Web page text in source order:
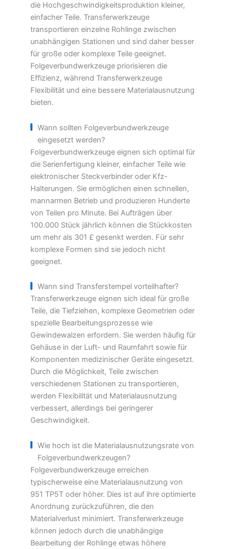
die Hochgeschwindigkeitsproduktion kleiner,
einfacher Teile. Transferwerkzeuge
transportieren einzelne Rohlinge zwischen
unabhängigen Stationen und sind daher besser
für große oder komplexe Teile geeignet.
Folgeverbundwerkzeuge priorisieren die
Effizienz, während Transferwerkzeuge
Flexibilität und eine bessere Materialausnutzung
bieten.
Wann sollten Folgeverbundwerkzeuge
eingesetzt werden?
Folgeverbundwerkzeuge eignen sich optimal für
die Serienfertigung kleiner, einfacher Teile wie
elektronischer Steckverbinder oder Kfz-
Halterungen. Sie ermöglichen einen schnellen,
mannarmen Betrieb und produzieren Hunderte
von Teilen pro Minute. Bei Aufträgen über
100.000 Stück jährlich können die Stückkosten
um mehr als 301 £ gesenkt werden. Für sehr
komplexe Formen sind sie jedoch nicht
geeignet.
Wann sind Transferstempel vorteilhafter?
Transferwerkzeuge eignen sich ideal für große
Teile, die Tiefziehen, komplexe Geometrien oder
spezielle Bearbeitungsprozesse wie
Gewindewalzen erfordern. Sie werden häufig für
Gehäuse in der Luft- und Raumfahrt sowie für
Komponenten medizinischer Geräte eingesetzt.
Durch die Möglichkeit, Teile zwischen
verschiedenen Stationen zu transportieren,
werden Flexibilität und Materialausnutzung
verbessert, allerdings bei geringerer
Geschwindigkeit.
Wie hoch ist die Materialausnutzungsrate von
Folgeverbundwerkzeugen?
Folgeverbundwerkzeuge erreichen
typischerweise eine Materialausnutzung von
951 TP5T oder höher. Dies ist auf ihre optimierte
Anordnung zurückzuführen, die den
Materialverlust minimiert. Transferwerkzeuge
können jedoch durch die unabhängige
Bearbeitung der Rohlinge etwas höhere